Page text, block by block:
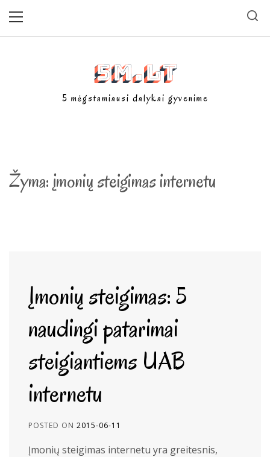
5m.lt
5 mėgstamiausi dalykai gyvenime
Žyma:įmonių steigimas internetu
Įmonių steigimas: 5
naudingi patarimai
steigiantiems UAB
internetu
POSTED ON 2015-06-11
Įmonių steigimas internetu yra greitesnis,